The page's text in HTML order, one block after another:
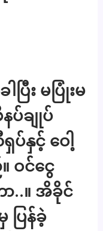
း မပြုံးမ
ပ်ချုပ်
ပ်နှင့် ဝေါ့
ဝင်ငွေ
..။ အိခိုင်
ြန်ခဲ့